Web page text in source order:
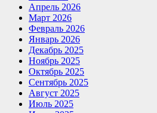
Апрель 2026
Март 2026
Февраль 2026
Январь 2026
Декабрь 2025
Ноябрь 2025
Октябрь 2025
Сентябрь 2025
Август 2025
Июль 2025